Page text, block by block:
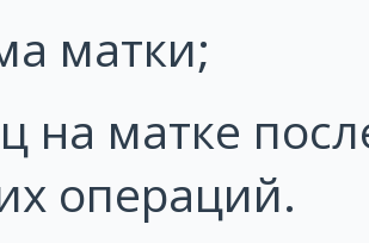
матки;
на матке
операций.